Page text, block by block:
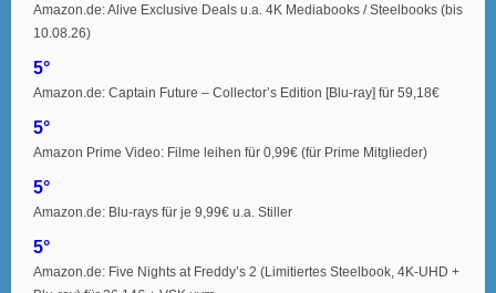
Amazon.de: Alive Exclusive Deals u.a. 4K Mediabooks / Steelbooks (bis
10.08.26)
5°
Amazon.de: Captain Future – Collector’s Edition [Blu-ray] für 59,18€
5°
Amazon Prime Video: Filme leihen für 0,99€ (für Prime Mitglieder)
5°
Amazon.de: Blu-rays für je 9,99€ u.a. Stiller
5°
Amazon.de: Five Nights at Freddy’s 2 (Limitiertes Steelbook, 4K-UHD +